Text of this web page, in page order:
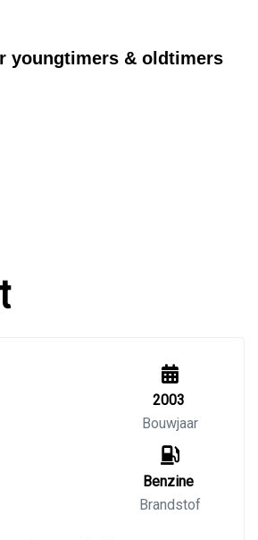
youngtimers & oldtimers
2003
Bouwjaar
Benzine
Brandstof